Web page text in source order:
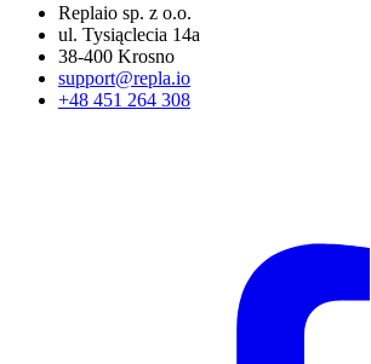
Replaio sp. z o.o.
ul. Tysiąclecia 14a
38-400 Krosno
support@repla.io
+48 451 264 308